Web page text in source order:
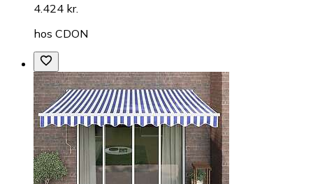
4.424 kr.
hos CDON